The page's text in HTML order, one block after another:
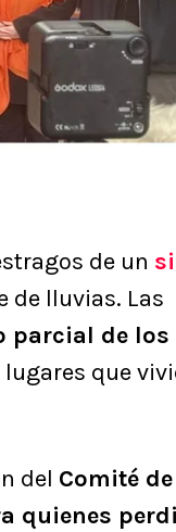
de un
de lluvias. Las
parcial de los
que
del Comité
quienes